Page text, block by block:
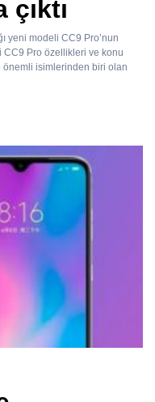
yeni modeli CC9 Pro’nun
Pro özellikleri ve konu
önemli isimlerinden biri olan